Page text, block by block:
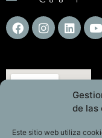
de las
Este sitio web utiliza